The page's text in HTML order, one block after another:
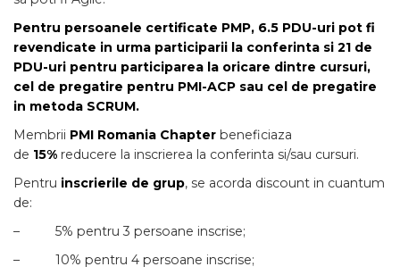
Pentru persoanele certificate PMP, 6.5 PDU-uri pot fi
revendicate in urma participarii la conferinta si 21 de
PDU-uri pentru participarea la oricare dintre cursuri,
cel de pregatire pentru PMI-ACP sau cel de pregatire
in metoda SCRUM.
Membrii PMI Romania Chapter beneficiaza
de 15% reducere la inscrierea la conferinta si/sau cursuri.
Pentru inscrierile de grup, se acorda discount in cuantum
de:
– 5% pentru 3 persoane inscrise;
– 10% pentru 4 persoane inscrise;